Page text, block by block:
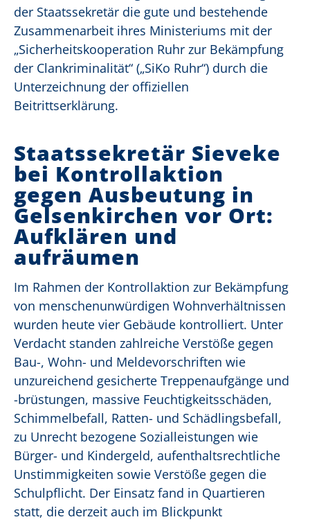
der Staatssekretär die gute und bestehende
Zusammenarbeit ihres Ministeriums mit der
„Sicherheitskooperation Ruhr zur Bekämpfung
der Clankriminalität“ („SiKo Ruhr“) durch die
Unterzeichnung der offiziellen
Beitrittserklärung.
Staatssekretär Sieveke
bei Kontrollaktion
gegen Ausbeutung in
Gelsenkirchen vor Ort:
Aufklären und
aufräumen
Im Rahmen der Kontrollaktion zur Bekämpfung
von menschenunwürdigen Wohnverhältnissen
wurden heute vier Gebäude kontrolliert. Unter
Verdacht standen zahlreiche Verstöße gegen
Bau-, Wohn- und Meldevorschriften wie
unzureichend gesicherte Treppenaufgänge und
-brüstungen, massive Feuchtigkeitsschäden,
Schimmelbefall, Ratten- und Schädlingsbefall,
zu Unrecht bezogene Sozialleistungen wie
Bürger- und Kindergeld, aufenthaltsrechtliche
Unstimmigkeiten sowie Verstöße gegen die
Schulpflicht. Der Einsatz fand in Quartieren
statt, die derzeit auch im Blickpunkt